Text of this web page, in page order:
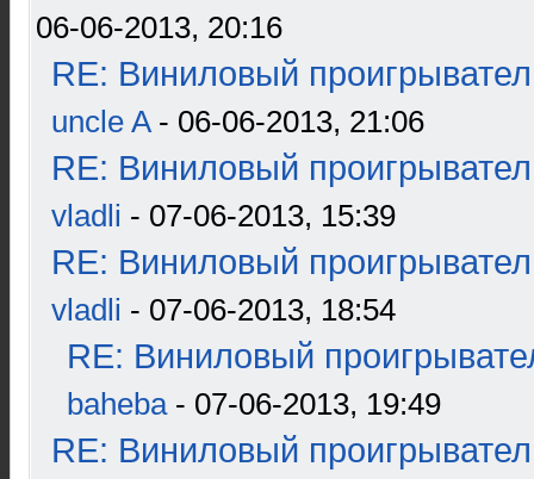
06-06-2013, 20:16
RE: Виниловый
uncle A- 06-06-2013, 21:06
RE: Виниловый
vladli - 07-06-2013, 15:39
RE: Виниловый
vladli - 07-06-2013, 18:54
RE: Виниловый
baheba- 07-06-2013, 19:49
RE: Виниловый